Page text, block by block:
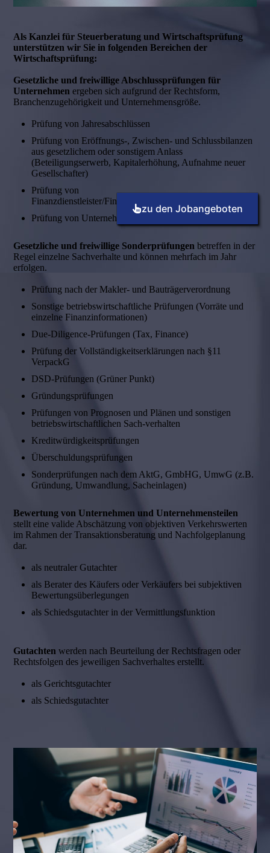
Als Kanzlei für Steuerberatung und Wirtschaftsprüfung
unterstützen wir Sie in folgenden Bereichen der
Wirtschaftsprüfung:
Gesetzliche und freiwillige Abschluss­prüfungen für
Unternehmenergeben sich aufgrund der Rechtsform,
Branchenzugehörigkeit und Unternehmensgröße.
Prüfung von Jahresabschlüssen
Prüfung von Eröffnungs-, Zwischen- und Schlussbilanzen
aus gesetzlichem oder sonstigem Anlass
(Beteiligungserwerb, Kapitalerhöhung, Aufnahme neuer
Gesellschafter)
Prüfung von
Finanzdienstleister/Finanzdienstleistungsinstituten
Prüfung von Unternehmen besonderer Wirtschaftszweige
Gesetzliche und freiwillige Sonderprüfungen betreffen in der
Regel einzelne Sachverhalte und können mehrfach im Jahr
erfolgen.
Prüfung nach der Makler- und Bauträgerverordnung
Sonstige betriebswirtschaftliche Prüfungen (Vorräte und
einzelne Finanzinformationen)
Due-Diligence-Prüfungen (Tax, Finance)
Prüfung der Vollständigkeitserklärungen nach §11
VerpackG
DSD-Prüfungen (Grüner Punkt)
Gründungsprüfungen
Prüfungen von Prognosen und Plänen und sonstigen
betriebswirtschaftlichen Sach-verhalten
Kreditwürdigkeitsprüfungen
Überschuldungsprüfungen
Sonderprüfungen nach dem AktG, GmbHG, UmwG (z.B.
Gründung, Umwandlung, Sacheinlagen)
Bewertung von Unternehmen und Unter­nehmens­teilen
stellt eine valide Abschätzung von objektiven Verkehrswerten
im Rahmen der Transaktions­beratung und Nachfolgeplanung
dar.
als neutraler Gutachter
als Berater des Käufers oder Verkäufers bei subjektiven
Bewertungsüberlegungen
als Schiedsgutachter in der Vermittlungsfunktion
Gutachtenwerden nach Beurteilung der Rechts­fragen oder
Rechtsfolgen des jeweiligen Sachverhaltes erstellt.
als Gerichtsgutachter
als Schiedsgutachter
zu den Jobangeboten